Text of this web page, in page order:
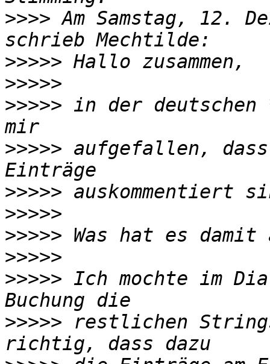
>>>> Am Samstag, 12.
>>>>>
>>>>>
>>>>> in der deutschen
>>>>> aufgefallen, dass
>>>>>
>>>>>
>>>>>
>>>>>
>>>>> Ich mochte im
>>>>> restlichen